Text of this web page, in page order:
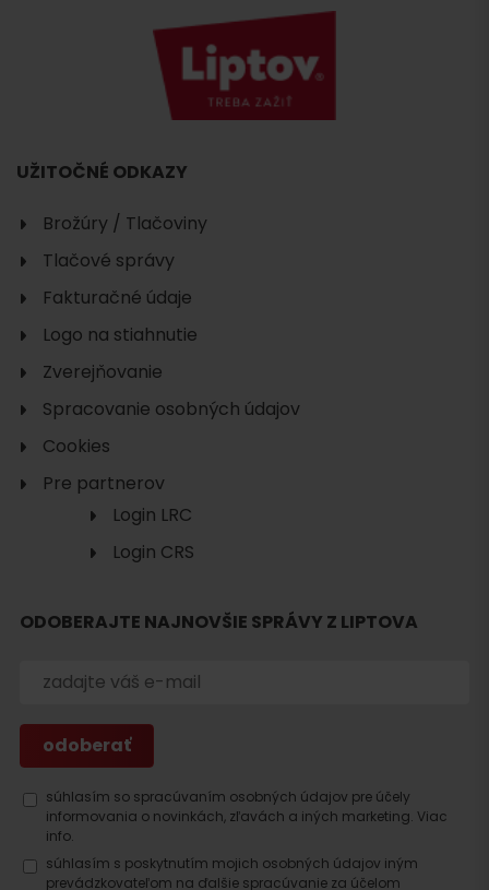
ubytovanie
UŽITOČNÉ ODKAZY
Brožúry / Tlačoviny
Tlačové správy
Fakturačné údaje
Logo na stiahnutie
Zverejňovanie
Spracovanie osobných údajov
Cookies
Pre partnerov
Login LRC
Login CRS
ODOBERAJTE NAJNOVŠIE SPRÁVY Z LIPTOVA
súhlasím so spracúvaním osobných údajov pre účely
informovania o novinkách, zľavách a iných marketing. Viac
info.
súhlasím s poskytnutím mojich osobných údajov iným
prevádzkovateľom na ďalšie spracúvanie za účelom